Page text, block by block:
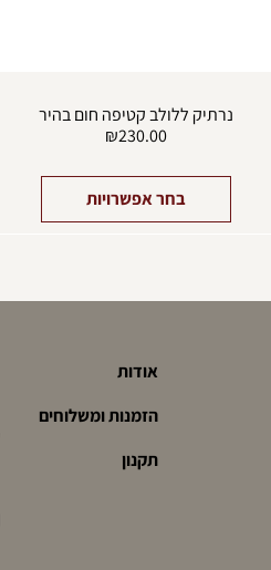
נרתיק ללולב קטיפה חום בהיר
₪230.00
בחר אפשרויות
אודות
הזמנות ומשלוחים
תקנון